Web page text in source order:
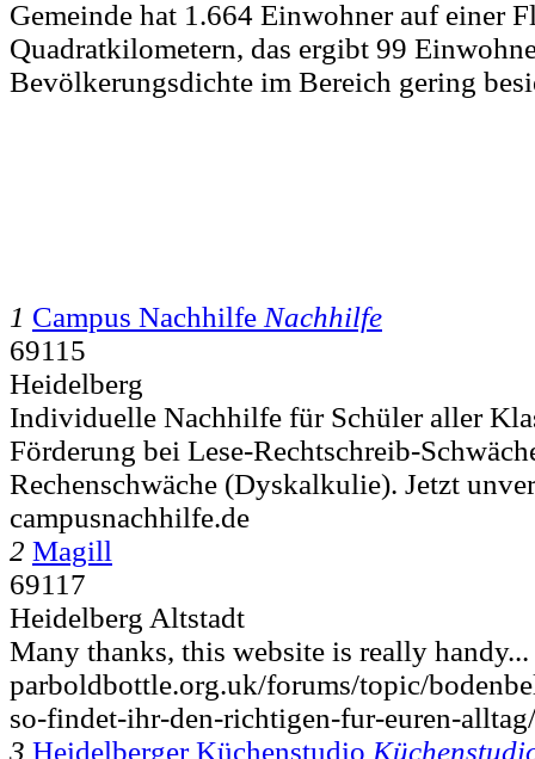
Gemeinde hat 1.664 Einwohner auf einer
Quadratkilometern, das ergibt 99
Bevölkerungsdichte im Bereich gering
1 Campus Nachhilfe Nachhilfe
69115
Heidelberg
Individuelle Nachhilfe für Schüler aller
Förderung bei Lese-Rechtschreib-
Rechenschwäche (Dyskalkulie). Jetzt
campusnachhilfe.de
2 Magill
69117
Heidelberg Altstadt
Many thanks, this website is really handy...
parboldbottle.org.uk/forums/topic/
so-findet-ihr-den-richtigen-fur-euren-alltag/
3 Heidelberger Küchenstudio